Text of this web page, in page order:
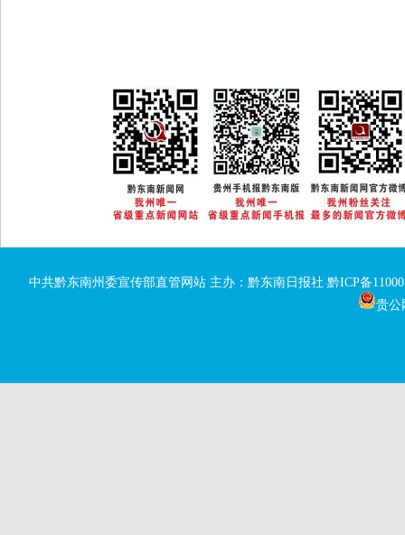
中共黔东南州委宣传部直管网站 主办：黔东南日报社 黔ICP备
贵公